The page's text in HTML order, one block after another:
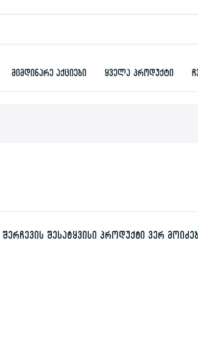
მიმდინარე აქციები ყველა პროდუქტი
შესატყვისი პროდუქტი ვერ